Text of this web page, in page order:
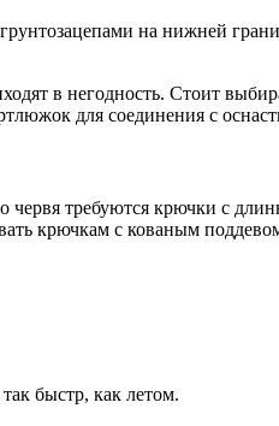
на нижней
в негодность. Стоит
для соединения с
червя требуются крючки с
крючкам с кованым
быстр, как летом.